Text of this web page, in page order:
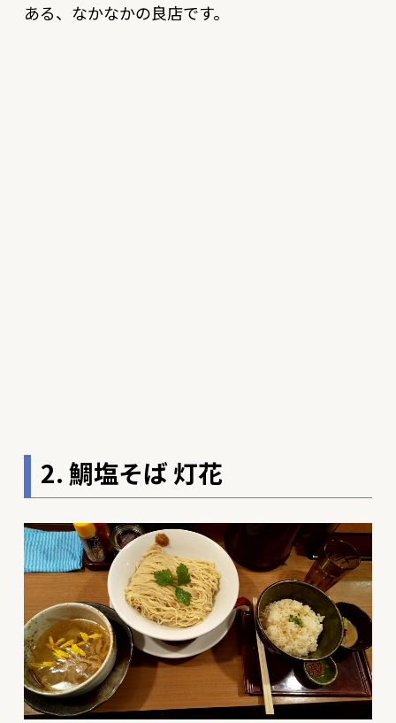
ある、なかなかの良店です。
2. 鯛塩そば 灯花